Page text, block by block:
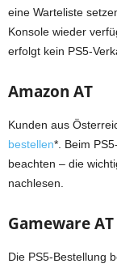
eine Warteliste
Konsole wieder
erfolgt kein PS5-
Amazon AT
Kunden aus
bestellen*. Beim
beachten – die
nachlesen.
Gameware AT
Die PS5-Bestellung